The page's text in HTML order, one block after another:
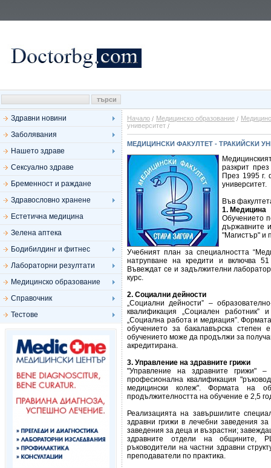
Здравни новини
Заболявания
Нашето здраве
Сексуално здраве
Бременност и раждане
Здравословно хранене
Естетична медицина
Зелена аптека
Бодибилдинг и фитнес
Лабораторни резултати
Медицинско образование
Справочник
Тестове
Начало Медицинско образование
университет
МЕДИЦИНСКИ ФАКУЛТЕТ - ТРАКИЙСКИ
разкрит
През 1995 г.
университет.
Във
1. Медицина
Обучението
държавните
"Магистър" и
Учебният план за специалността
натрупване на кредити и включва
Въвеждат се и задължителни
курс.
2. Социални дейности
„Социални дейности” –
квалификация „Социален работник”
„Социална работа и медиация”.
обучението за бакалавърска
обучението може да продължи за
акредитирана.
3. Управление на здравните грижи
"Управление на здравните грижи" –
професионална квалификация
медицински колеж". Формата на
продължителността на обучение е 2,5
Реализацията на завършилите
здравни грижи в лечебни заведения
заведения за деца и възрастни;
здравните отдели на общините,
ръководители на частни здравни
преподаватели по практика.